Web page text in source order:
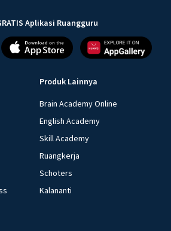
Aplikasi Ruangguru
Produk Lainnya
Brain Academy Online
English Academy
Skill Academy
Ruangkerja
Schoters
Kalananti